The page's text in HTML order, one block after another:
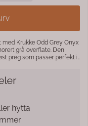
Onyx
grå overflate. Den
preg som passer perfekt i
Kombiner
i gråtoner For innendørs bruk
hytta